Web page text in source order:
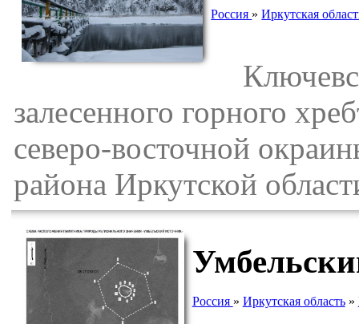
Россия »Иркутская
залесенного горного
северо-восточной
района Иркутской
Россия » Иркутская область»